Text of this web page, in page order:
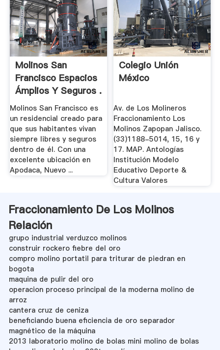
Molinos San
Francisco Espacios
Ámplios Y Seguros .
Molinos San Francisco es
un residencial creado para
que sus habitantes vivan
siempre libres y seguros
dentro de él. Con una
excelente ubicación en
Apodaca, Nuevo ...
Colegio Unión
México
Av. de Los Molineros
Fraccionamiento Los
Molinos Zapopan Jalisco.
(33)1188-5014, 15, 16 y
17. MAP. Antologías
Institución Modelo
Educativo Deporte &
Cultura Valores
Fraccionamiento De Los Molinos
Relación
grupo industrial verduzco molinos
construir rockero fiebre del oro
compro molino portatil para triturar de piedran en
bogota
maquina de pulir del oro
operacion proceso principal de la moderna molino de
arroz
cantera cruz de ceniza
beneficiando buena eficiencia de oro separador
magnético de la máquina
2013 laboratorio molino de bolas mini molino de bolas